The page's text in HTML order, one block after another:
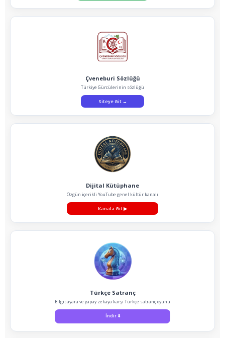
Çveneburi Sözlüğü
Türkiye Gürcülerinin sözlüğü
Siteye Git →
Dijital Kütüphane
Özgün içerikli YouTube genel kültür kanalı
Kanala Git▶
Türkçe Satranç
Bilgisayara ve yapay zekaya karşı Türkçe satranç oyunu
İndir ⬇️